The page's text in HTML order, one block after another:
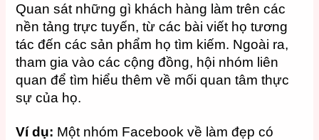
Quan sát những gì khách hàng làm trên các
nền tảng trực tuyến, từ các bài viết họ tương
tác đến các sản phẩm họ tìm kiếm. Ngoài ra,
tham gia vào các cộng đồng, hội nhóm liên
quan để tìm hiểu thêm về mối quan tâm thực
sự của họ.
Ví dụ: Một nhóm Facebook về làm đẹp có